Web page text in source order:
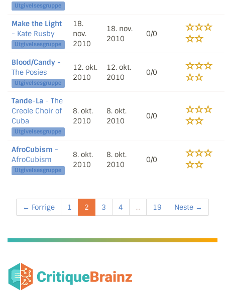
Utgivelsesgruppe
Make the Light
- Kate Rusby
Utgivelsesgruppe
18.
nov.
2010
18. nov.
2010
0/0
Blood/Candy -
The Posies
Utgivelsesgruppe
12. okt.
2010
12. okt.
2010
0/0
Tande-La - The
Creole Choir of
Cuba
Utgivelsesgruppe
8. okt.
2010
8. okt.
2010
0/0
AfroCubism -
AfroCubism
Utgivelsesgruppe
8. okt.
2010
8. okt.
2010
0/0
← Forrige 1 2 3 4 ... 19 Neste →